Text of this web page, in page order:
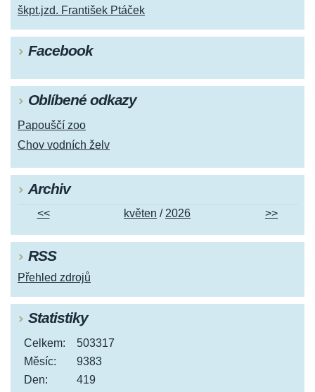
škpt.jzd. František Ptáček
Facebook
Oblíbené odkazy
Papouščí zoo
Chov vodních želv
Archiv
<< květen / 2026 >>
RSS
Přehled zdrojů
Statistiky
Celkem:
503317
Měsíc:
9383
Den:
419